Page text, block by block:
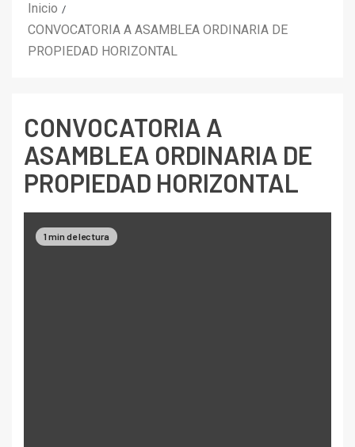
Inicio
CONVOCATORIA A ASAMBLEA ORDINARIA DE
PROPIEDAD HORIZONTAL
CONVOCATORIA A
ASAMBLEA ORDINARIA DE
PROPIEDAD HORIZONTAL
1 min de lectura